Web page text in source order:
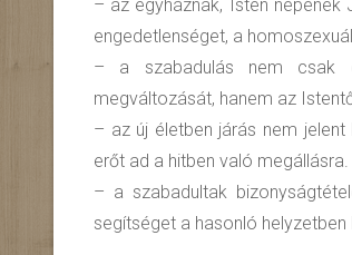
– az egyháznak, Isten
engedetlenséget, a
– a szabadulás nem csak
megváltozását, hanem az
– az új életben járás nem
erőt ad a hitben való megállásra.
– a szabadultak
segítséget a hasonló helyzetben